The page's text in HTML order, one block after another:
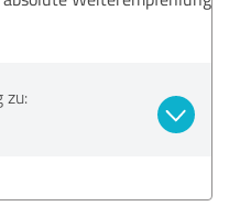
zu: